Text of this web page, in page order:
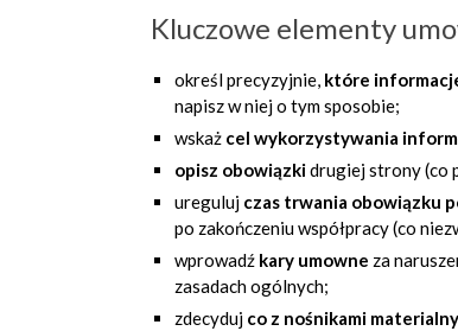
Kluczowe elementy
określ precyzyjnie, które
napisz w niej o tym sposobie;
wskaż cel wykorzystywania
opisz obowiązkidrugiej strony(co
ureguluj czas trwania obowiązku
po zakończeniu współpracy (co
wprowadź kary umowne za
zasadach ogólnych;
zdecyduj co z nośnikami